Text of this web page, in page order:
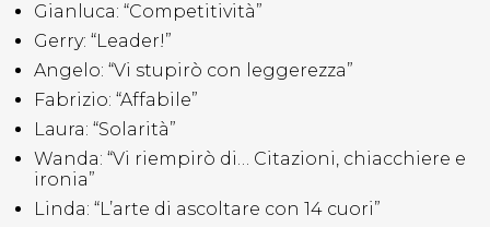
Gianluca: “Competitività”
Gerry: “Leader!”
Angelo: “Vi stupirò con leggerezza”
Fabrizio: “Affabile”
Laura: “Solarità”
Wanda: “Vi riempirò di… Citazioni, chiacchiere e
ironia”
Linda: “L’arte di ascoltare con 14 cuori”